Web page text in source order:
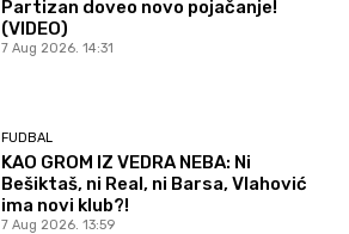
Partizan doveo novo pojačanje!
(VIDEO)
7 Aug 2026. 14:31
FUDBAL
KAO GROM IZ VEDRA NEBA: Ni
Bešiktaš, ni Real, ni Barsa, Vlahović
ima novi klub?!
7 Aug 2026. 13:59